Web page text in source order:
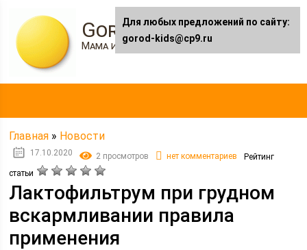
Gorod-kids.ru
Мама и я
Главная » Новости
17.10.2020 2 просмотров нет комментариев
Рейтинг
статьи
Лактофильтрум при грудном
вскармливании правила
применения
Для любых предложений по сайту:
gorod-kids@cp9.ru